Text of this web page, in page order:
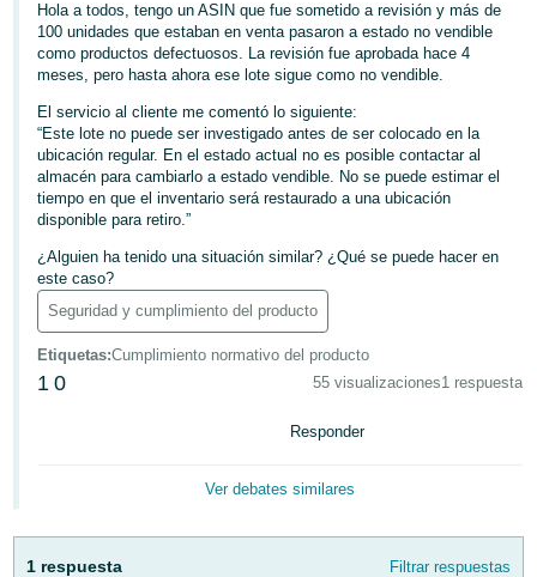
Español
CN
Deutsch
- DE
Italiano
日
本
語
-
JP
English
- MX
Hola a todos, tengo un ASIN que fue sometido a revisión y más de
100 unidades que estaban en venta pasaron a estado no vendible
como productos defectuosos. La revisión fue aprobada hace 4
meses, pero hasta ahora ese lote sigue como no vendible.
El servicio al cliente me comentó lo siguiente:
“Este lote no puede ser investigado antes de ser colocado en la
ubicación regular. En el estado actual no es posible contactar al
almacén para cambiarlo a estado vendible. No se puede estimar el
tiempo en que el inventario será restaurado a una ubicación
disponible para retiro.”
¿Alguien ha tenido una situación similar? ¿Qué se puede hacer en
este caso?
Seguridad y cumplimiento del producto
Etiquetas:Cumplimiento normativo del producto
1 0 55 visualizaciones1 respuesta
Responder
Ver debates similares
1 respuesta Filtrar respuestas